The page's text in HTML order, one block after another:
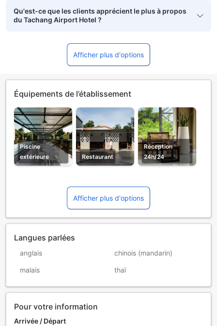
Qu'est-ce que les clients apprécient le plus à propos
du Tachang Airport Hotel ?
Afficher plus d'options
Équipements de l’établissement
Piscine
extérieure
Restaurant
Réception
24h/24
Afficher plus d'options
Langues parlées
anglais chinois (mandarin)
malais thaï
Pour votre information
Arrivée / Départ